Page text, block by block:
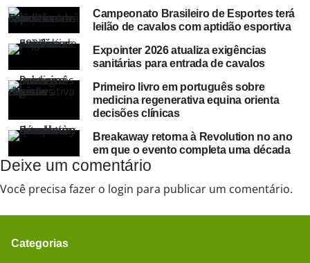
Campeonato Brasileiro de Esportes terá
leilão de cavalos com aptidão esportiva
Expointer 2026 atualiza exigências
sanitárias para entrada de cavalos
Primeiro livro em português sobre
medicina regenerativa equina orienta
decisões clínicas
Breakaway retorna à Revolution no ano
em que o evento completa uma década
Deixe um comentário
Você precisa fazer o login para publicar um comentário.
Categorias